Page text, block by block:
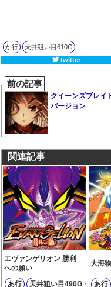
か行
天井狙い目610G
twitter
前の記事
クイーンズブレイ
バージョン
関連記事
エヴァンゲリオン 勝利
への願い
あ行
天井狙い目490G・6スルー
大海
あ行